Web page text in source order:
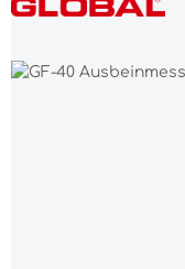
Bildergalerie